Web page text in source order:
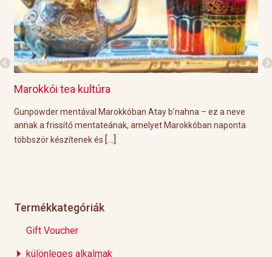
Marokkóban Atay b’nahna – ez a neve
amelyet Marokkóban naponta
és[…]
A közelgő indián nyár és
tökéletes körülményeket
Termékkategóriák
Gift Voucher
különleges alkalmak